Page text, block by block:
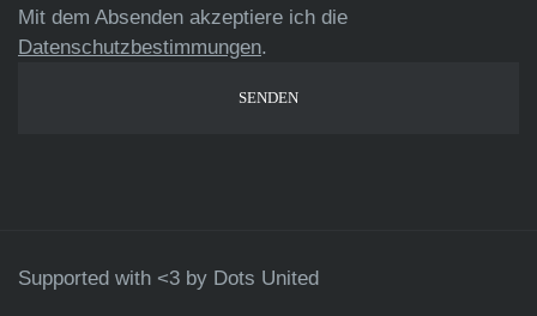
Mit dem Absenden akzeptiere ich die
Datenschutzbestimmungen.
Supported with <3 by Dots United